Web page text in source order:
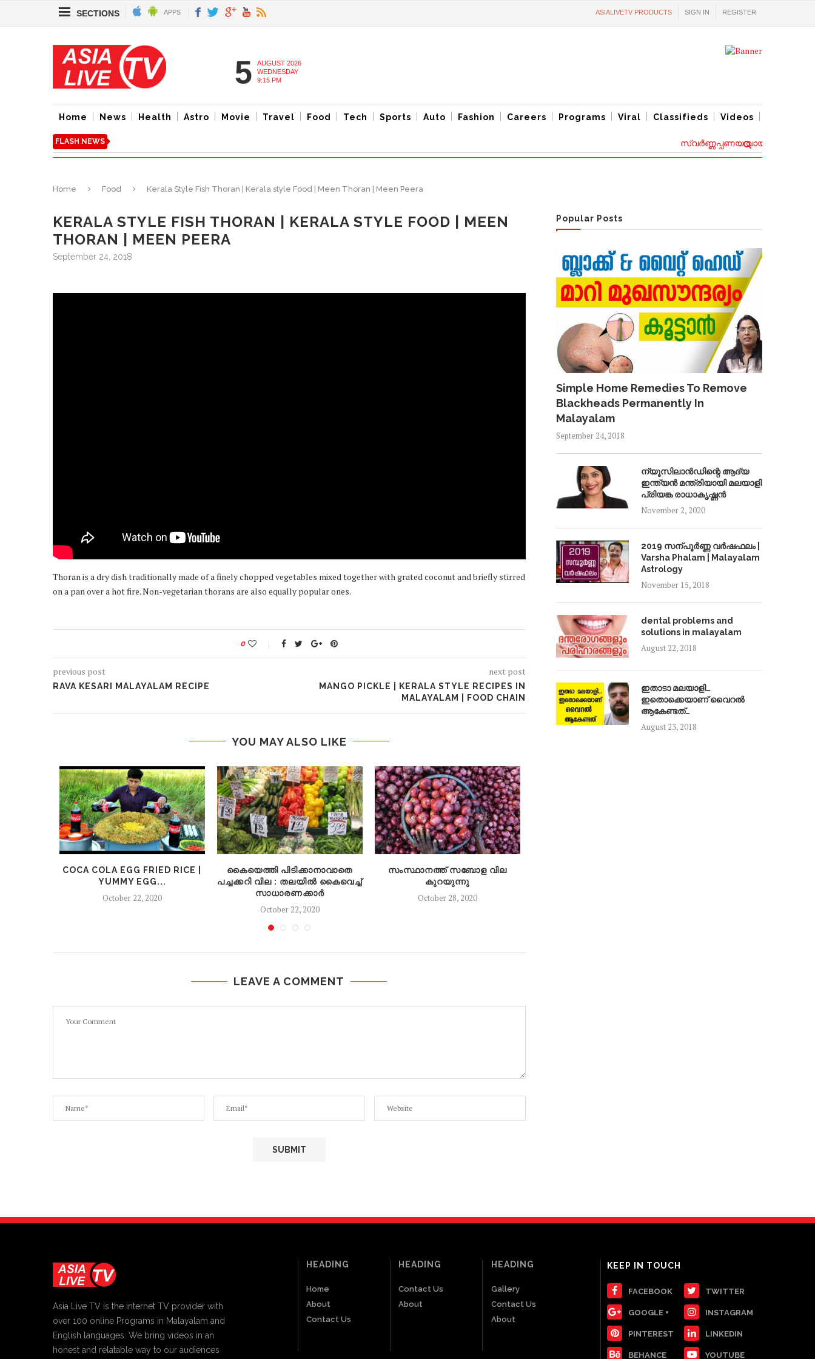
SECTIONS APPS ASIALIVETV PRODUCTS SIGN IN REGISTER
5
AUGUST 2026
WEDNESDAY
9:15 PM
Home News Health Astro Movie Travel Food Tech Sports Auto Fashion Careers Programs Viral Classifieds Videos
FLASH NEWS സ്വര്‍ണ്ണപ്പണയ വായ്പ്പകൾക്ക്
Home Food Kerala Style Fish Thoran | Kerala style Food | Meen Thoran | Meen Peera
KERALA STYLE FISH THORAN | KERALA STYLE FOOD | MEEN
THORAN | MEEN PEERA
September 24, 2018
Thoran is a dry dish traditionally made of a finely chopped vegetables mixed together with grated coconut and briefly stirred
on a pan over a hot fire. Non-vegetarian thorans are also equally popular ones.
0
previous post
RAVA KESARI MALAYALAM RECIPE
next post
MANGO PICKLE | KERALA STYLE RECIPES IN
MALAYALAM | FOOD CHAIN
YOU MAY ALSO LIKE
COCA COLA EGG FRIED RICE |
YUMMY EGG...
October 22, 2020
കൈയെത്തി പിടിക്കാനാവാതെ
പച്ചക്കറി വില : തലയിൽ കൈവെച്ച്
സാധാരണക്കാർ
October 22, 2020
സംസ്ഥാനത്ത് സബോള വില
കുറയുന്നു
October 28, 2020
LEAVE A COMMENT
Popular Posts
Simple Home Remedies To Remove
Blackheads Permanently In
Malayalam
September 24, 2018
ന്യൂസിലാൻഡിന്റെ ആദ്യ
ഇന്ത്യൻ മന്ത്രിയായി മലയാളി
പ്രിയങ്ക രാധാകൃഷ്ണൻ
November 2, 2020
2019 സന്പൂർണ്ണ വർഷഫലം |
Varsha Phalam | Malayalam
Astrology
November 15, 2018
dental problems and
solutions in malayalam
August 22, 2018
ഇതാടാ മലയാളി…
ഇതൊക്കെയാണ് വൈറൽ
ആകേണ്ടത്…
August 23, 2018
Asia Live TV is the internet TV provider with
over 100 online Programs in Malayalam and
English languages. We bring videos in an
honest and relatable way to our audiences
HEADING
Home
About
Contact Us
HEADING
Contact Us
About
HEADING
Gallery
Contact Us
About
KEEP IN TOUCH
FACEBOOK TWITTER
GOOGLE + INSTAGRAM
PINTEREST LINKEDIN
BEHANCE YOUTUBE